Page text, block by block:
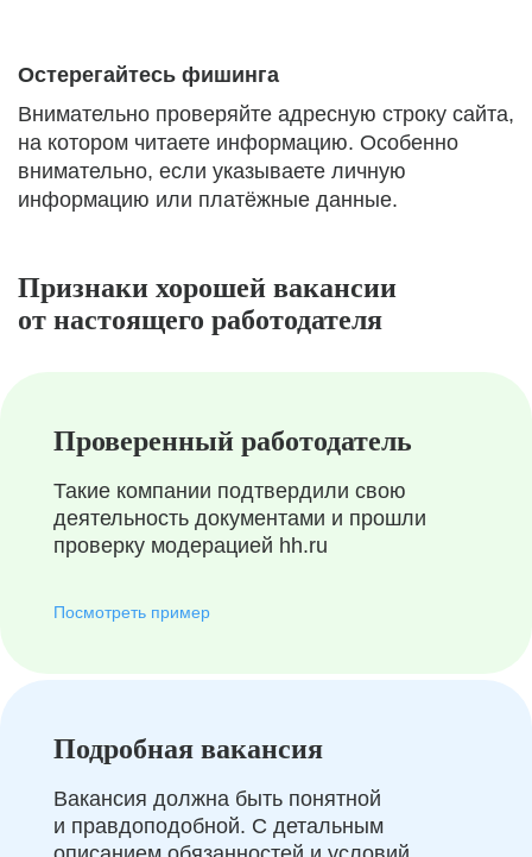
Остерегайтесь фишинга
Внимательно проверяйте адресную строку сайта,
на котором читаете информацию. Особенно
внимательно, если указываете личную
информацию или платёжные данные.
Признаки хорошей вакансии
от настоящего работодателя
Проверенный работодатель
Такие компании подтвердили свою
деятельность документами и прошли
проверку модерацией hh.ru
Посмотреть пример
Подробная вакансия
Вакансия должна быть понятной
и правдоподобной. С детальным